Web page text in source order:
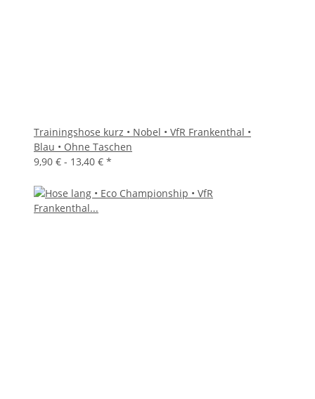
Trainingshose kurz • Nobel • VfR Frankenthal •
Blau • Ohne Taschen
9,90 € - 13,40 € *